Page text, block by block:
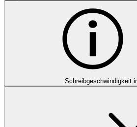
Schreibgeschwindigkeit